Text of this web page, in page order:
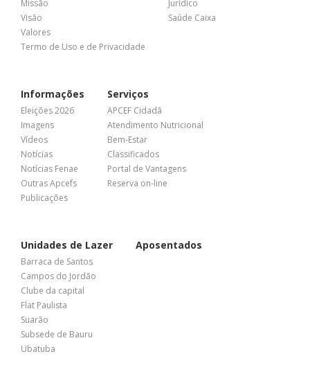
Missão
Visão
Valores
Termo de Uso e de Privacidade
Jurídico
Saúde Caixa
Informações
Eleições 2026
Imagens
Vídeos
Notícias
Notícias Fenae
Outras Apcefs
Publicações
Serviços
APCEF Cidadã
Atendimento Nutricional
Bem-Estar
Classificados
Portal de Vantagens
Reserva on-line
Unidades de Lazer
Barraca de Santos
Campos do Jordão
Clube da capital
Flat Paulista
Suarão
Subsede de Bauru
Ubatuba
Aposentados